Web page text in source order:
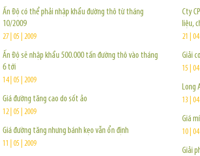
Ấn Độ có thể phải nhập khẩu đường thô từ tháng
10/2009
27 | 05 | 2009
Ấn Độ sẽ nhập khẩu 500.000 tấn đường thô vào tháng
6 tới
14 | 05 | 2009
Giá đường tăng cao do sốt ảo
12 | 05 | 2009
Giá đường tăng nhưng bánh kẹo vẫn ổn định
11 | 05 | 2009
Cty
liệu,
21 |
Giải
15 |
Long
13 |
Giá
10 |
Giải